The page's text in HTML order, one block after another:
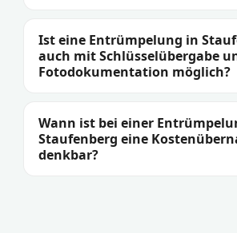
Ist eine Entrümpelung in
auch mit Schlüsselübergabe
Fotodokumentation möglich?
Wann ist bei einer
Staufenberg eine
denkbar?